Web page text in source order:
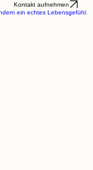
Kontakt aufnehmen